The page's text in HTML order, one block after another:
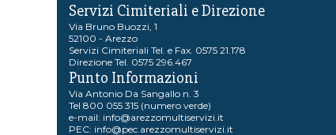
Servizi Cimiteriali e Direzione
Via Bruno Buozzi, 1
52100 - Arezzo
Servizi Cimiteriali Tel. e Fax. 0575 21.178
Direzione Tel. 0575 296.467
Punto Informazioni
Via Antonio Da Sangallo n. 3
Tel 800 055 315 (numero verde)
e-mail: info@arezzomultiservizi.it
PEC: info@pec.arezzomultiservizi.it